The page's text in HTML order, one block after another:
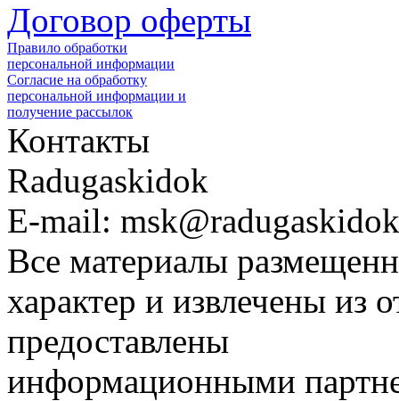
Договор оферты
Правило обработки
персональной информации
Согласие на обработку
персональной информации и
получение рассылок
Контакты
Radugaskidok
E-mail:
Все материалы
характер и извлечены из
предоставлены
информационными